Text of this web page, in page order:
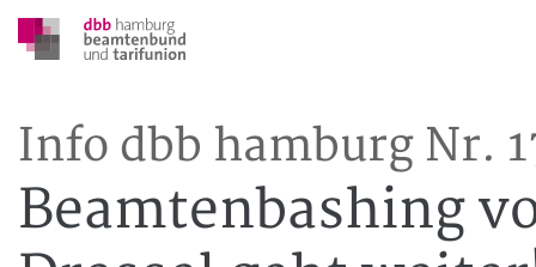
Info dbb hamburg Nr.
Beamtenbashing